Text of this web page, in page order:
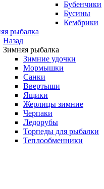
Бубенчики
Бусины
Кембрики
рыбалка
Назад
Зимняя рыбалка
Зимние удочки
Мормышки
Санки
Ввертыши
Ящики
Жерлицы зимние
Черпаки
Ледорубы
Торпеды для рыбалки
Теплообменники